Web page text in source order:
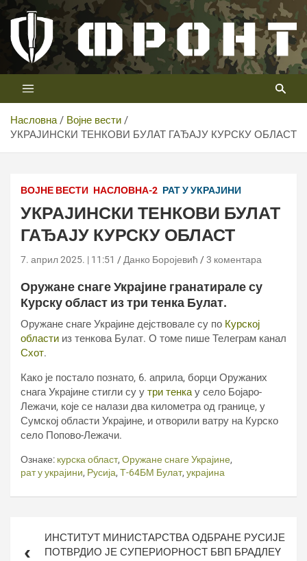
Скип
цонтент
Телевизија ФРОНТ
Први војни канал у Србији
Насловна
Војне вести
УКРАЈИНСКИ ТЕНКОВИ БУЛАТ ГАЂАЈУ КУРСКУ ОБЛАСТ
ВОЈНЕ ВЕСТИ НАСЛОВНА-2 РАТ У УКРАЈИНИ
УКРАЈИНСКИ ТЕНКОВИ БУЛАТ
ГАЂАЈУ КУРСКУ ОБЛАСТ
7. април 2025. | 11:51 Данко Боројевић 3 коментара
Оружане снаге Украјине гранатирале су
Курску област из три тенка Булат.
Оружане снаге Украјине дејствовале су по Курској
области из тенкова Булат. О томе пише Телеграм канал
Схот.
Како је постало познато, 6. априла, борци Оружаних
снага Украјине стигли су у три тенкау село Бојаро-
Лежачи, које се налази два километра од границе, у
Сумској области Украјине, и отворили ватру на Курско
село Попово-Лежачи.
Ознаке: курска област, Оружане снаге Украјине,
рат у украјини, Русија, Т-64БМ Булат, украјина
чланкаИНСТИТУТ МИНИСТАРСТВА ОДБРАНЕ РУСИЈЕ
ПОТВРДИО ЈЕ СУПЕРИОРНОСТ БВП БРАДЛЕY